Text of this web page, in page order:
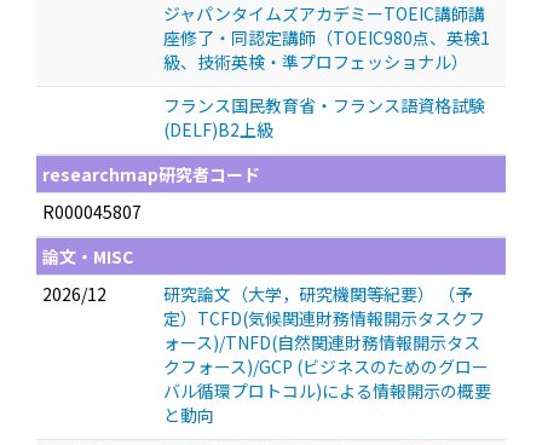
ジャパンタイムズアカデミーTOEIC講師講
座修了・同認定講師（TOEIC980点、英検1
級、技術英検・準プロフェッショナル）
フランス国民教育省・フランス語資格試験
(DELF)B2上級
researchmap研究者コード
R000045807
論文・MISC
2026/12
研究論文（大学，研究機関等紀要） （予
定）TCFD(気候関連財務情報開示タスクフ
ォース)/TNFD(自然関連財務情報開示タス
クフォース)/GCP (ビジネスのためのグロー
バル循環プロトコル)による情報開示の概要
と動向